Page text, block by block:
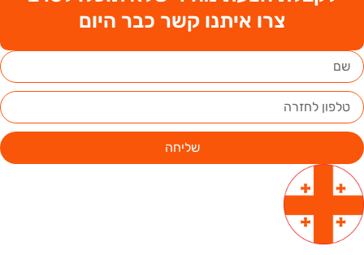
צרו איתנו קשר כבר היום
שליחה